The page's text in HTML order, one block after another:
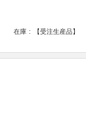
在庫 【受注生産品】